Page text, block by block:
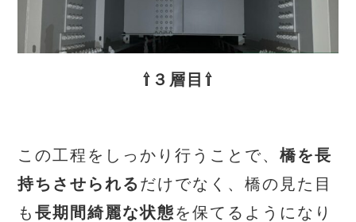
⇧３層目⇧
この工程をしっかり行うことで、橋を長
持ちさせられる だけでなく、橋の見た目
も長期間綺麗な状態を保てるようになり